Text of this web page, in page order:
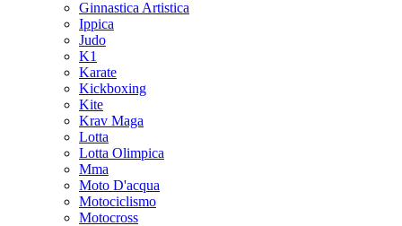
Ginnastica Artistica
Ippica
Judo
K1
Karate
Kickboxing
Kite
Krav Maga
Lotta
Lotta Olimpica
Mma
Moto D'acqua
Motociclismo
Motocross